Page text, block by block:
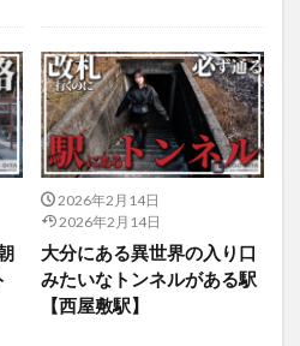
2026年2月14日
2026年2月14日
大分にある異世界の入り口
みたいなトンネルがある駅
【西屋敷駅】
検索